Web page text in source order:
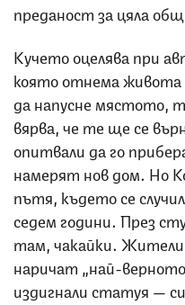
преданост за цяла
Кучето оцелява при
която отнема
да напусне мястото,
вярва, че те ще се
опитвали да го
намерят нов дом. Но
пътя, където се
седем години. През
там, чакайки.
наричат „най-
издигнали статуя —